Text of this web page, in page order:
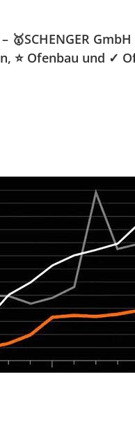
🥇SCHENGER
⭐ Ofenbau und ✓